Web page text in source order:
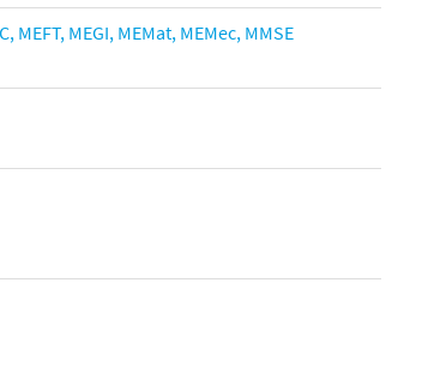
MEFT, MEGI, MEMat, MEMec, MMSE